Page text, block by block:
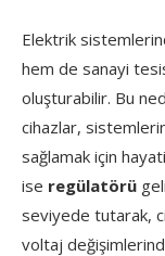
Elektrik
hem de sanayi
oluşturabilir. Bu
cihazlar,
sağlamak için
ise regülatörü
seviyede tutarak,
voltaj